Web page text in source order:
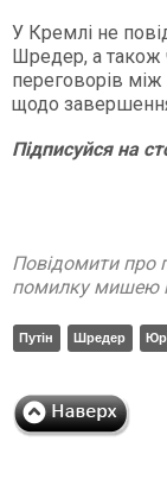
У Кремлі не
Шредер, а також
переговорів
щодо
Підписуйсяна
Повідомити про
помилку мишею і
Путін Шредер